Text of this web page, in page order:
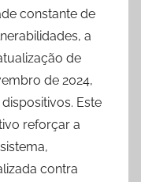
constante de
a
de
de 2024,
Este
reforçar a
contra